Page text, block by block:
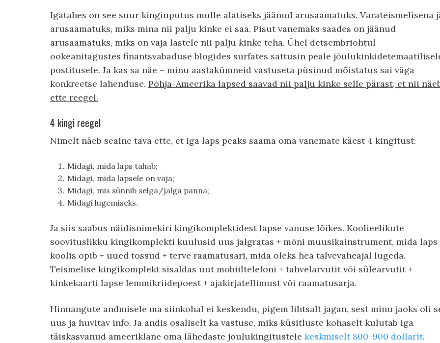
Igatahes on see suur kingiuputus mulle alatiseks jäänud arusaamatuks. Varateismelisena
arusaamatuks, miks mina nii palju kinke ei saa. Pisut vanemaks saades on jäänud
arusaamatuks, miks on vaja lastele nii palju kinke teha. Ühel detsembriõhtul
ookeanitagustes finantsvabaduse blogides surfates sattusin peale
postitusele. Ja kas sa näe – minu aastakümneid vastuseta püsinud mõistatus sai väga
konkreetse lahenduse. Põhja-Ameerika lapsed saavad nii palju kinke selle pärast, et nii
ette reegel.
4 kingi reegel
Nimelt näeb sealne tava ette, et iga laps peaks saama oma vanemate käest 4 kingitust:
Midagi, mida laps tahab;
Midagi, mida lapsele on vaja;
Midagi, mis sünnib selga/jalga panna;
Midagi lugemiseks.
Ja siis saabus näidisnimekiri kingikomplektidest lapse vanuse lõikes. Koolieelikute
soovituslikku kingikomplekti kuulusid uus jalgratas + mõni muusikainstrument, mida laps
koolis õpib + uued tossud + terve raamatusari, mida oleks hea talvevaheajal lugeda.
Teismelise kingikomplekt sisaldas uut mobiiltelefoni + tahvelarvutit või sülearvutit +
kinkekaarti lapse lemmikriidepoest + ajakirjatellimust või raamatusarja.
Hinnangute andmisele ma siinkohal ei keskendu, pigem lihtsalt jagan, sest minu jaoks oli
uus ja huvitav info. Ja andis osaliselt ka vastuse, miks küsitluste kohaselt kulutab iga
täiskasvanud ameeriklane oma lähedaste jõulukingitustele keskmiselt 800-900 dollarit.